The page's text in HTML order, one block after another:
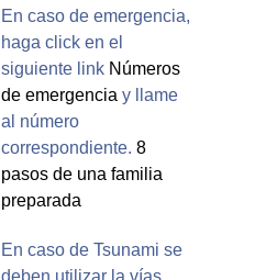
En caso de emergencia,
haga click en el
siguiente link Números
de emergencia y llame
al número
correspondiente. 8
pasos de una familia
preparada
En caso de Tsunami se
deben utilizar la vías